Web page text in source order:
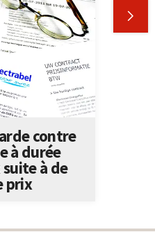

contre
à durée
à de
prix